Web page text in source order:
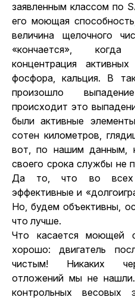
заявленным классом по
его моющая
величина щелочного
«кончается»,
концентрация
фосфора, кальция. В
произошло
происходит это
были активные
сотен километров,
вот, по нашим данным,
своего срока службы не
Да то, что во всех
эффективные и
Ho, будем объективны,
что лучше.
Что касается моющей
хорошо:двигатель
чистым! Никаких
отложений мы не
контрольных весовых